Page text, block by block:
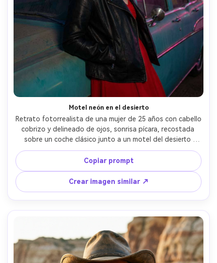
Motel neón en el desierto
Retrato fotorrealista de una mujer de 25 años con cabello
cobrizo y delineado de ojos, sonrisa pícara, recostada
sobre un coche clásico junto a un motel del desierto
iluminado con neón, lleva chaqueta de cuero negra y
vestido rojo, cielo de crepúsculo con reflejos de letreros
de neón, luz mixta: neón magenta y cian con crepúsculo
ambiental suave, Canon EOS R6 Mark II, 50mm f/1.8,
encuadre de tres cuartos de cuerpo, vibra nocturna
cinematográfica, piel y reflejos realistas, detalles nítidos,
alta resolución --ar 4:5
Copiar prompt
Crear imagen similar ↗
Crea imágenes IA
ilimitadas. 100 %
gratis!
Empieza Gratis→